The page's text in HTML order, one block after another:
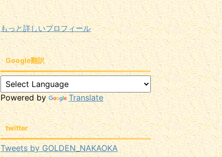
もっと詳しいプロフィール
Google翻訳
Powered by Translate
twitter
Tweets by GOLDEN_NAKAOKA